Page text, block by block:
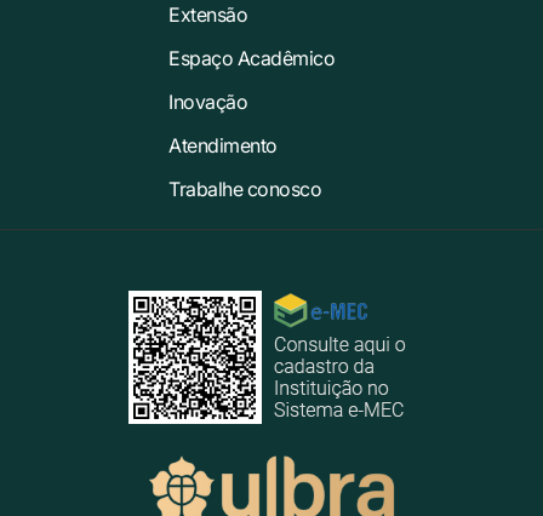
Extensão
Espaço Acadêmico
Inovação
Atendimento
Trabalhe conosco